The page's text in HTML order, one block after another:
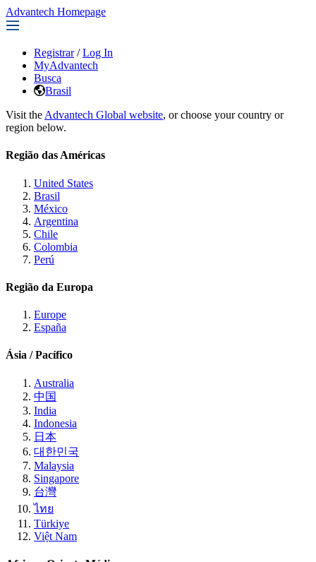
Advantech Homepage
Registrar / Log In
MyAdvantech
Busca
Brasil
Visit the Advantech Global website, or choose your country or
region below.
Região das Américas
United States
Brasil
México
Argentina
Chile
Colombia
Perú
Região da Europa
Europe
España
Ásia / Pacífico
Australia
中国
India
Indonesia
日本
대한민국
Malaysia
Singapore
台灣
ไทย
Türkiye
Việt Nam